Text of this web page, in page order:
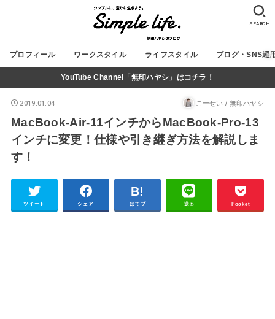
プロフィール ワークスタイル ライフスタイル ブログ・SNS運
SEARCH
YouTube Channel「無印ハヤシ」はコチラ！
2019.01.04 こーせい / 無印ハヤシ
MacBook-Air-11インチからMacBook-Pro-13
インチに変更！仕様や引き継ぎ方法を解説しま
す！
ツイート シェア はてブ 送る Pocket